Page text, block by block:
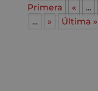
Primera
« ...
...
» Última »